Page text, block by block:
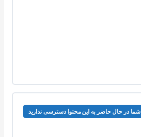
شما در حال حاضر به این محتوا دسترسی ندارید